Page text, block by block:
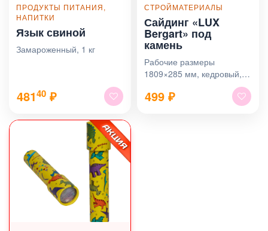
ПРОДУКТЫ ПИТАНИЯ,
НАПИТКИ
Язык свиной
Замароженный, 1 кг
48140 ₽
СТРОЙМАТЕРИАЛЫ
Сайдинг «LUX
Bergart» под
камень
Рабочие размеры
1809×285 мм, кедровый, в
499 ₽